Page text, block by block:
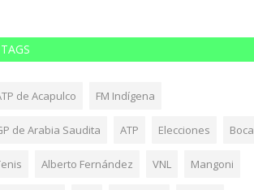
TAGS
de Acapulco FM Indígena
de Arabia Saudita ATP Elecciones Boca
Alberto Fernández VNL Mangoni